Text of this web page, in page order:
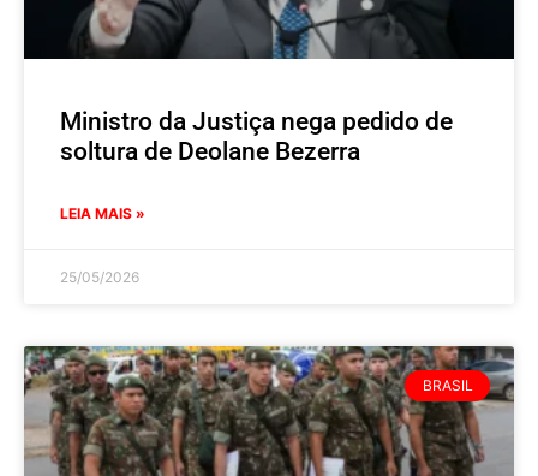
Ministro da Justiça nega pedido de
soltura de Deolane Bezerra
LEIA MAIS »
25/05/2026
BRASIL